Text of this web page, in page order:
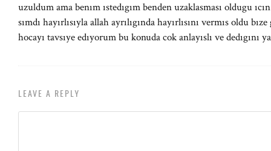
uzuldum ama benım ıstedıgım benden uzaklasması oldugu
sımdı hayırlısıyla allah ayrılıgında hayırlısını vermıs oldu
hocayı tavsıye edıyorum bu konuda cok anlayıslı ve dedıgını
LEAVE A REPLY